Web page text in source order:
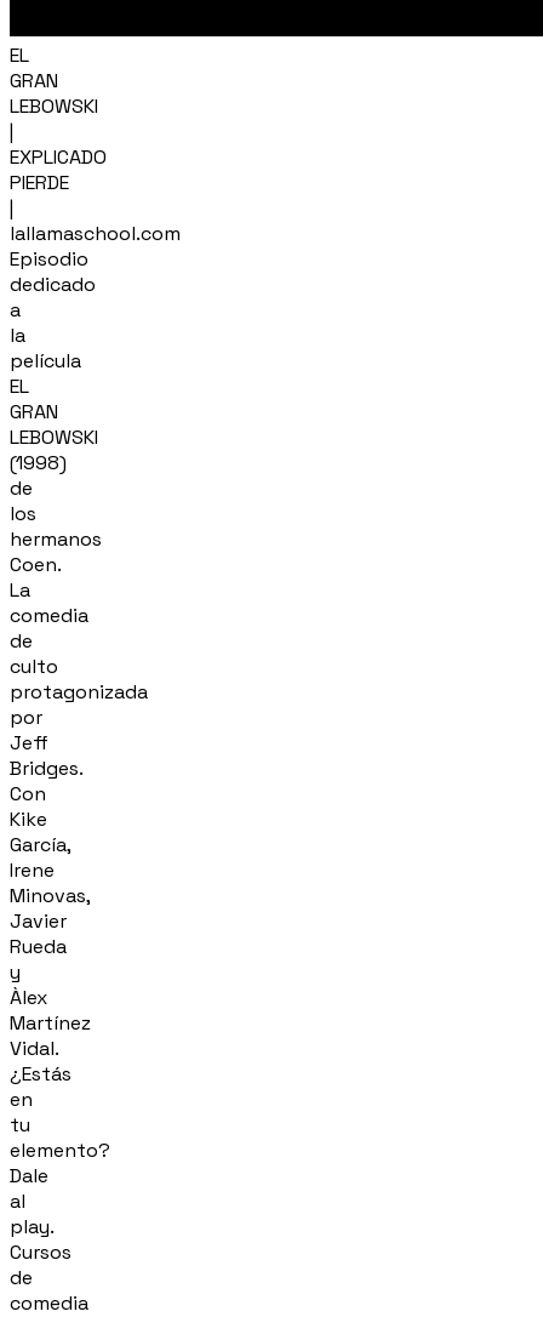
EL
GRAN
LEBOWSKI
|
EXPLICADO
PIERDE
|
lallamaschool.com
Episodio
dedicado
a
la
película
EL
GRAN
LEBOWSKI
(1998)
de
los
hermanos
Coen.
La
comedia
de
culto
protagonizada
por
Jeff
Bridges.
Con
Kike
García,
Irene
Minovas,
Javier
Rueda
y
Àlex
Martínez
Vidal.
¿Estás
en
tu
elemento?
Dale
al
play.
Cursos
de
comedia